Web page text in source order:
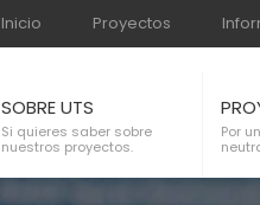
Inicio Proyectos
SOBRE UTS
Si quieres saber sobre
nuestros proyectos.
Por